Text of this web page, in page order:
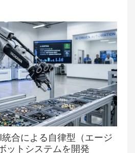
合による自律型（エージ
ットシステムを開発